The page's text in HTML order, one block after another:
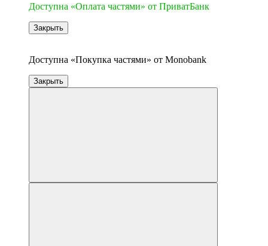
Доступна «Оплата частями» от ПриватБанк
Закрыть
Доступна «Покупка частями» от Monobank
Закрыть